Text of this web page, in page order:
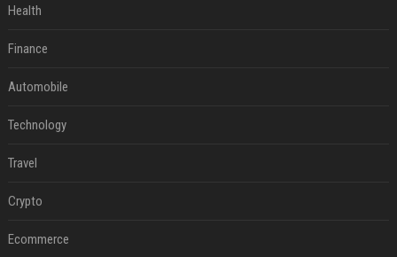
Health
Finance
Automobile
Technology
Travel
Crypto
Ecommerce